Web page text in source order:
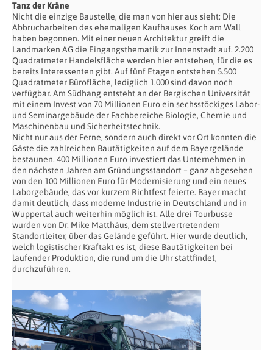
Tanz der Kräne
Nicht die einzige Baustelle, die man von hier aus sieht: Die
Abbrucharbeiten des ehemaligen Kaufhauses Koch am Wall
haben begonnen. Mit einer neuen Architektur greift die
Landmarken AG die Eingangsthematik zur Innenstadt auf. 2.200
Quadratmeter Handelsfläche werden hier entstehen, für die es
bereits Interessenten gibt. Auf fünf Etagen entstehen 5.500
Quadratmeter Bürofläche, lediglich 1.000 sind davon noch
verfügbar. Am Südhang entsteht an der Bergischen Universität
mit einem Invest von 70 Millionen Euro ein sechsstöckiges Labor-
und Seminargebäude der Fachbereiche Biologie, Chemie und
Maschinenbau und Sicherheitstechnik.
Nicht nur aus der Ferne, sondern auch direkt vor Ort konnten die
Gäste die zahlreichen Bautätigkeiten auf dem Bayergelände
bestaunen. 400 Millionen Euro investiert das Unternehmen in
den nächsten Jahren am Gründungsstandort – ganz abgesehen
von den 100 Millionen Euro für Modernisierung und ein neues
Laborgebäude, das vor kurzem Richtfest feierte. Bayer macht
damit deutlich, dass moderne Industrie in Deutschland und in
Wuppertal auch weiterhin möglich ist. Alle drei Tourbusse
wurden von Dr. Mike Matthäus, dem stellvertretendem
Standortleiter, über das Gelände geführt. Hier wurde deutlich,
welch logistischer Kraftakt es ist, diese Bautätigkeiten bei
laufender Produktion, die rund um die Uhr stattfindet,
durchzuführen.